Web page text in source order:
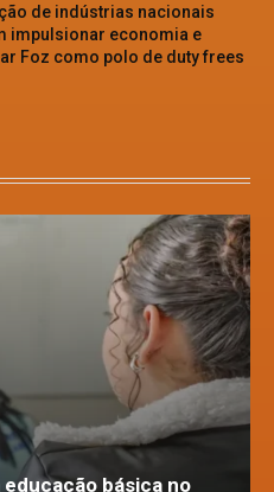
de indústrias nacionais
impulsionar economia e
Foz como polo de duty frees
básica no